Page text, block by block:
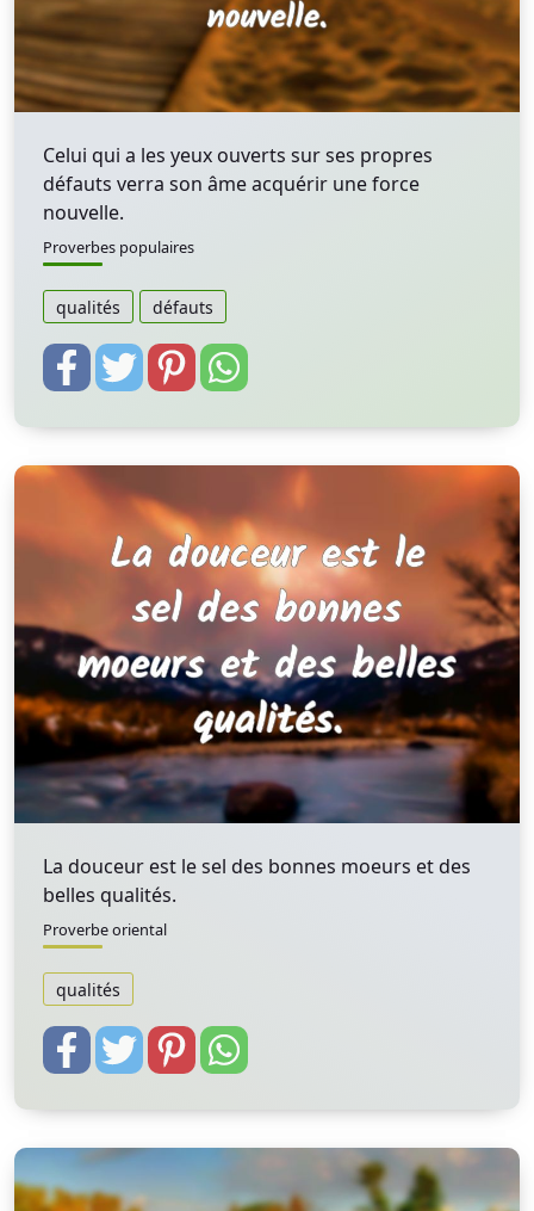
Celui qui a les yeux ouverts sur ses propres
défauts verra son âme acquérir une force
nouvelle.
Proverbes populaires
qualités défauts
La douceur est le sel des bonnes moeurs et des
belles qualités.
Proverbe oriental
qualités